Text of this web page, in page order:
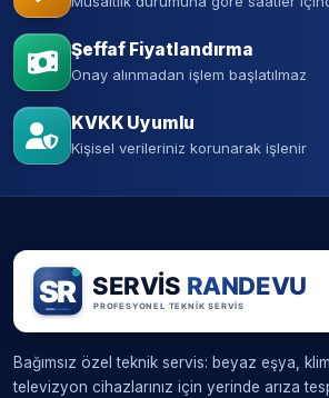
Şeffaf Fiyatlandırma
Onay alınmadan işlem başlatılmaz
KVKK Uyumlu
Kişisel verileriniz korunarak işlenir
Bağımsız özel teknik servis: beyaz eşya,
televizyon cihazlarınız için yerinde arıza